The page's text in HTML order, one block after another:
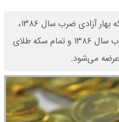
روز سه‌شنبه ۲۳ بهمن‌، ربع سکه بهار آزادی ضرب سال ۱۳۸۶،
نیم سکه طلای بهار آزادی ضرب سال ۱۳۸۶ و تمام سکه طلای